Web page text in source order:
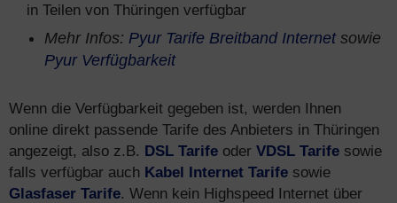
in Teilen von Thüringen verfügbar
Mehr Infos: Pyur Tarife Breitband Internetsowie
Pyur Verfügbarkeit
Wenn die Verfügbarkeit gegeben ist, werden Ihnen
online direkt passende Tarife des Anbieters in Thüringen
angezeigt, also z.B. DSL Tarife oder VDSL Tarife sowie
falls verfügbar auch Kabel Internet Tarife sowie
Glasfaser Tarife. Wenn kein Highspeed Internet über